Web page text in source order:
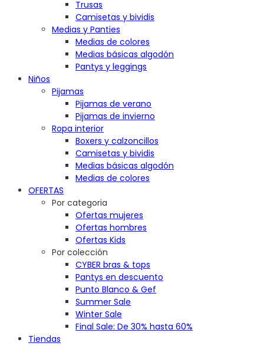
Trusas
Camisetas y bividis
Medias y Panties
Medias de colores
Medias básicas algodón
Pantys y leggings
Niños
Pijamas
Pijamas de verano
Pijamas de invierno
Ropa interior
Boxers y calzoncillos
Camisetas y bividis
Medias básicas algodón
Medias de colores
OFERTAS
Por categoria
Ofertas mujeres
Ofertas hombres
Ofertas Kids
Por colección
CYBER bras & tops
Pantys en descuento
Punto Blanco & Gef
Summer Sale
Winter Sale
Final Sale: De 30% hasta 60%
Tiendas